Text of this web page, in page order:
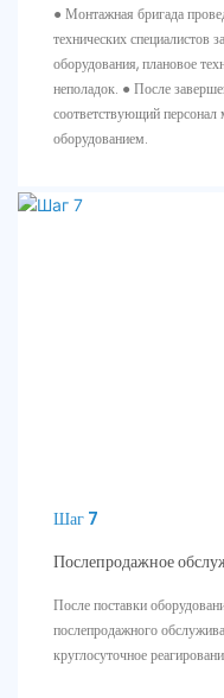
● Монтажная бригада
технических специалистов
оборудования, плановое
неполадок. ● После
соответствующий персонал
оборудованием.
Шаг 7
Послепродажное
После поставки
послепродажного
круглосуточное